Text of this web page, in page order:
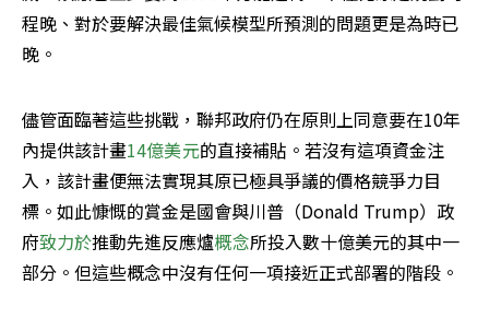
程晚、對於要解決最佳氣候模型所預測的問題更是為時已
晚。
儘管面臨著這些挑戰，聯邦政府仍在原則上同意要在10年
內提供該計畫14億美元的直接補貼。若沒有這項資金注
入，該計畫便無法實現其原已極具爭議的價格競爭力目
標。如此慷慨的賞金是國會與川普（Donald Trump）政
府致力於推動先進反應爐概念所投入數十億美元的其中一
部分。但這些概念中沒有任何一項接近正式部署的階段。